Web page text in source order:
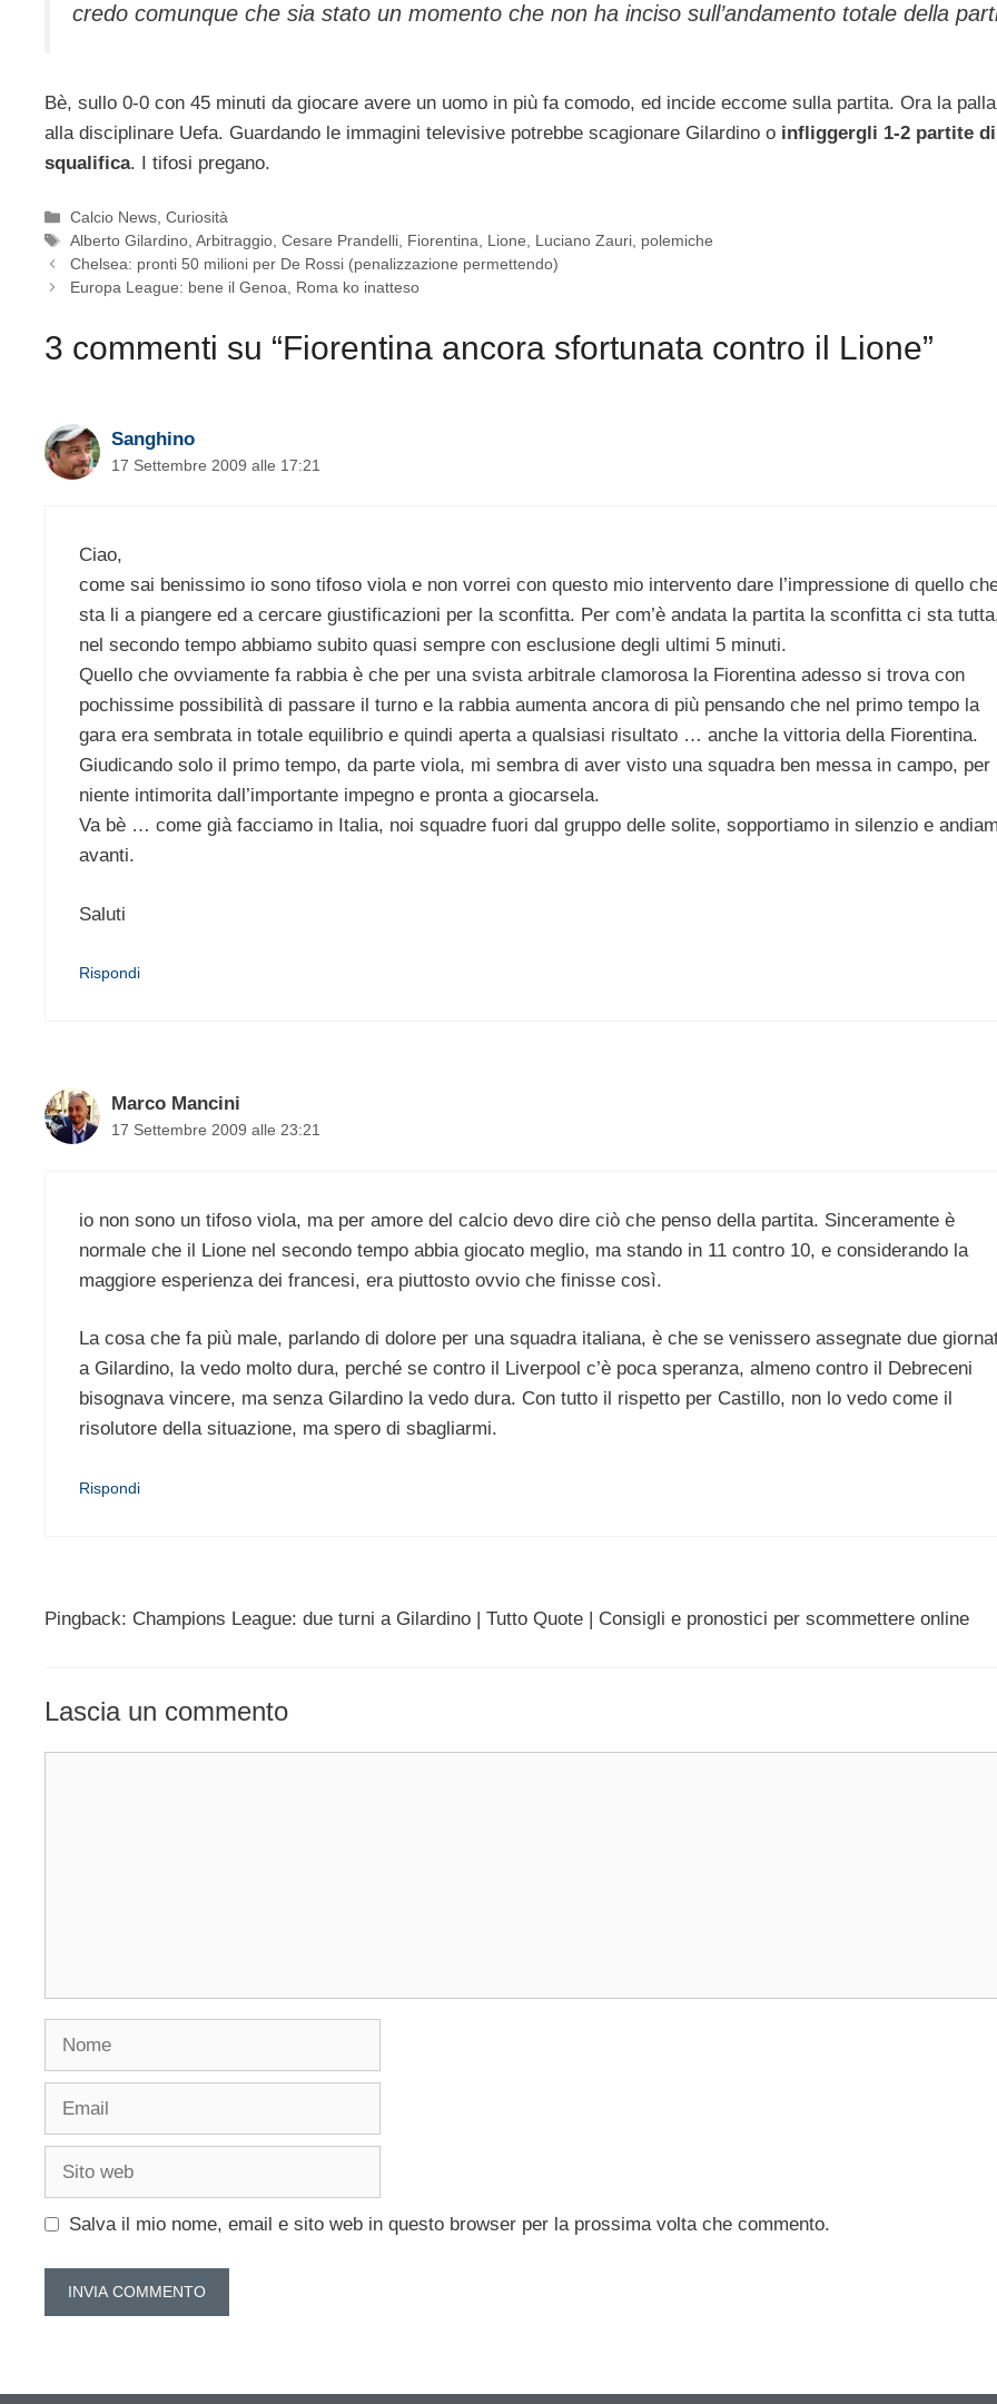
credo comunque che sia stato un momento che non ha inciso sull’andamento totale della
Bè, sullo 0-0 con 45 minuti da giocare avere un uomo in più fa comodo, ed incide eccome sulla partita. Ora la
alla disciplinare Uefa. Guardando le immagini televisive potrebbe scagionare Gilardino o infliggergli 1-2 partite di
squalifica. I tifosi pregano.
Categorie
Calcio News,Curiosità
Tag
Alberto Gilardino,Arbitraggio,Cesare Prandelli, Fiorentina, Lione, Luciano Zauri, polemiche
Chelsea: pronti 50 milioni per De Rossi (penalizzazione permettendo)
Europa League: bene il Genoa, Roma ko inatteso
3 commenti su “Fiorentina ancora sfortunata contro il Lione”
Sanghino
17 Settembre 2009 alle 17:21
Ciao,
come sai benissimo io sono tifoso viola e non vorrei con questo mio intervento dare l’impressione di quello
sta li a piangere ed a cercare giustificazioni per la sconfitta. Per com’è andata la partita la sconfitta ci sta
nel secondo tempo abbiamo subito quasi sempre con esclusione degli ultimi 5 minuti.
Quello che ovviamente fa rabbia è che per una svista arbitrale clamorosa la Fiorentina adesso si trova con
pochissime possibilità di passare il turno e la rabbia aumenta ancora di più pensando che nel primo tempo la
gara era sembrata in totale equilibrio e quindi aperta a qualsiasi risultato … anche la vittoria della Fiorentina.
Giudicando solo il primo tempo, da parte viola, mi sembra di aver visto una squadra ben messa in campo, per
niente intimorita dall’importante impegno e pronta a giocarsela.
Va bè … come già facciamo in Italia, noi squadre fuori dal gruppo delle solite, sopportiamo in silenzio e
avanti.
Saluti
Rispondi
Marco Mancini
17 Settembre 2009 alle 23:21
io non sono un tifoso viola, ma per amore del calcio devo dire ciò che penso della partita. Sinceramente è
normale che il Lione nel secondo tempo abbia giocato meglio, ma stando in 11 contro 10, e considerando la
maggiore esperienza dei francesi, era piuttosto ovvio che finisse così.
La cosa che fa più male, parlando di dolore per una squadra italiana, è che se venissero assegnate due
a Gilardino, la vedo molto dura, perché se contro il Liverpool c’è poca speranza, almeno contro il Debreceni
bisognava vincere, ma senza Gilardino la vedo dura. Con tutto il rispetto per Castillo, non lo vedo come il
risolutore della situazione, ma spero di sbagliarmi.
Rispondi
Pingback: Champions League: due turni a Gilardino | Tutto Quote | Consigli e pronostici per scommettere online
Lascia un commento
Nome
Email
Sito
Salva il mio nome, email e sito web in questo browser per la prossima volta che commento.